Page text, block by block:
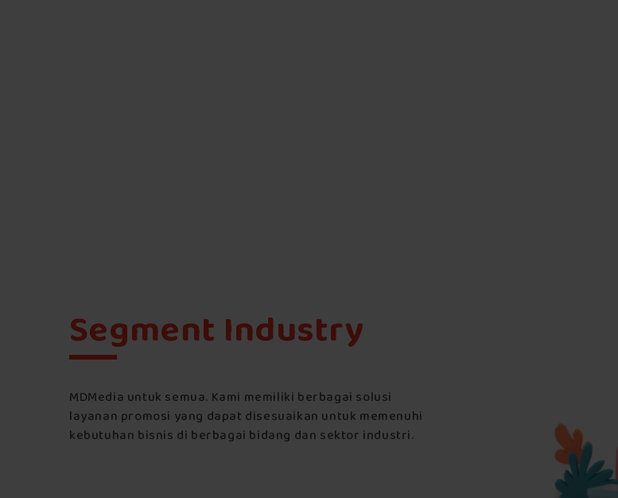
Segment Industry
MDMedia untuk semua. Kami memiliki berbagai solusi
layanan promosi yang dapat disesuaikan untuk memenuhi
kebutuhan bisnis di berbagai bidang dan sektor industri.